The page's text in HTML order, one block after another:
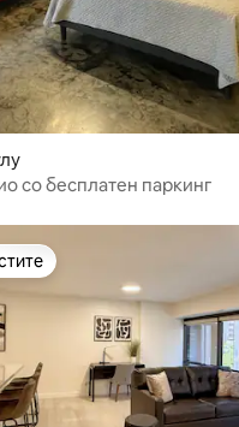
со бесплатен паркинг